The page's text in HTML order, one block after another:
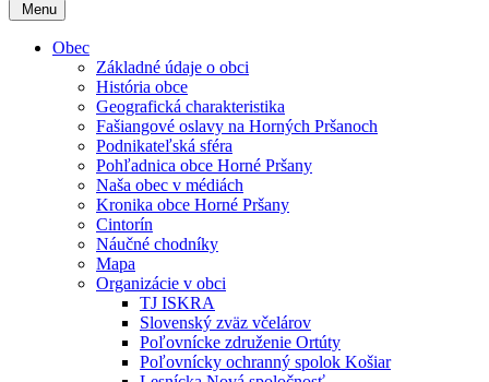
Menu
Obec
Základné údaje o obci
História obce
Geografická charakteristika
Fašiangové oslavy na Horných Pršanoch
Podnikateľská sféra
Pohľadnica obce Horné Pršany
Naša obec v médiách
Kronika obce Horné Pršany
Cintorín
Náučné chodníky
Mapa
Organizácie v obci
TJ ISKRA
Slovenský zväz včelárov
Poľovnícke združenie Ortúty
Poľovnícky ochranný spolok Košiar